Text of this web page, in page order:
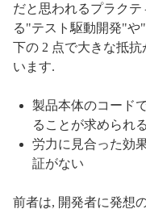
だと思われるプラク
る"テスト駆動開発"や
下の 2 点で大きな抵
います.
製品本体のコード
ることが求められる
労力に見合った効
証がない
前者は, 開発者に発想